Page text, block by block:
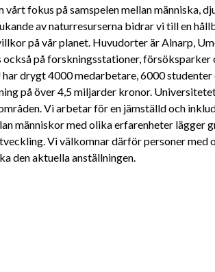
fokus på samspelen mellan människa,
av naturresurserna bidrar vi till en
på vår planet. Huvudorter är Alnarp,
också på forskningsstationer, försöksparker
drygt 4000 medarbetare, 6000 studenter
på över 4,5 miljarder kronor.
Vi arbetar för en jämställd och
människor med olika erfarenheter lägger
Vi välkomnar därför personer med
den aktuella anställningen.